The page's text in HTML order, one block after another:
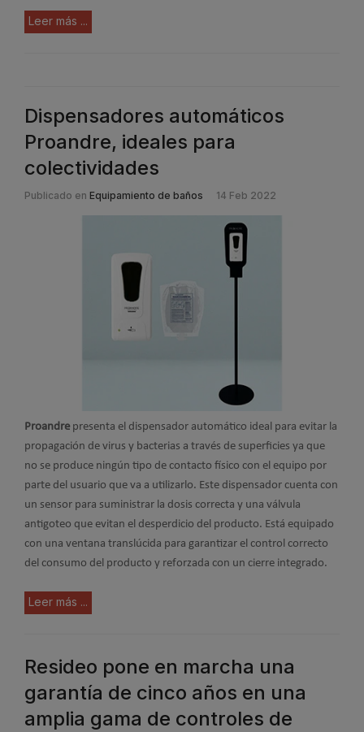
Leer más ...
Dispensadores automáticos
Proandre, ideales para
colectividades
Publicado en Equipamiento de baños 14 Feb 2022
Proandrepresenta el dispensador automático ideal para evitar la
propagación de virus y bacterias a través de superficies ya que
no se produce ningún tipo de contacto físico con el equipo por
parte del usuario que va a utilizarlo. Este dispensador cuenta con
un sensor para suministrar la dosis correcta y una válvula
antigoteo que evitan el desperdicio del producto. Está equipado
con una ventana translúcida para garantizar el control correcto
del consumo del producto y reforzada con un cierre integrado.
Leer más ...
Resideo pone en marcha una
garantía de cinco años en una
amplia gama de controles de